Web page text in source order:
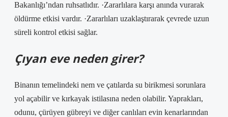
Bakanlığı’ndan ruhsatlıdır. ·Zararlılara karşı anında vurarak
öldürme etkisi vardır. ·Zararlıları uzaklaştırarak çevrede uzun
süreli kontrol etkisi sağlar.
Çıyan eve neden girer?
Binanın temelindeki nem ve çatılarda su birikmesi sorunlara
yol açabilir ve kırkayak istilasına neden olabilir. Yaprakları,
odunu, çürüyen gübreyi ve diğer canlıları evin kenarlarından